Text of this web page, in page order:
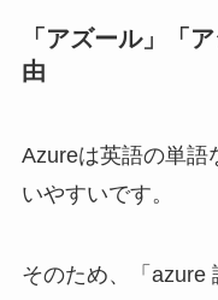
「アズール」「
由
Azureは英語の単語
いやすいです。
そのため、「azure